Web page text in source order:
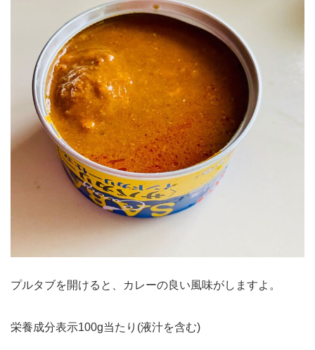
プルタブを開けると、カレーの良い風味がしますよ。
栄養成分表示100g当たり(液汁を含む)